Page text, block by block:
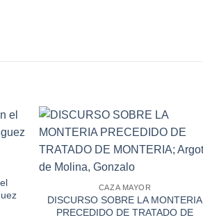
CAZA MAYOR
DISCURSO SOBRE LA MONTERIA
PRECEDIDO DE TRATADO DE